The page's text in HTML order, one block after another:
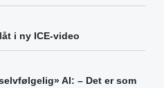
i ny ICE-video
AI: – Det er som